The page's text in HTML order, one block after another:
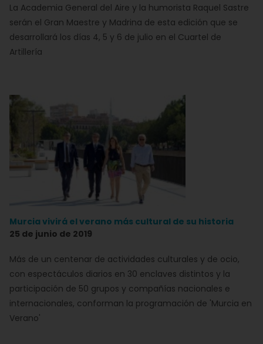
La Academia General del Aire y la humorista Raquel Sastre
serán el Gran Maestre y Madrina de esta edición que se
desarrollará los días 4, 5 y 6 de julio en el Cuartel de
Artillería
Murcia vivirá el verano más cultural de su historia
25 de junio de 2019
Más de un centenar de actividades culturales y de ocio,
con espectáculos diarios en 30 enclaves distintos y la
participación de 50 grupos y compañías nacionales e
internacionales, conforman la programación de 'Murcia en
Verano'